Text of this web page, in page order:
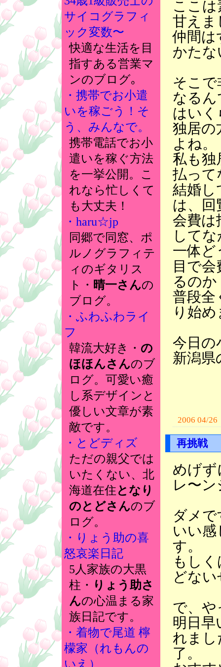
サイコグラフィ
ック変数〜
快適な生活を目
指すある営業マ
ンのブログ｡
・携帯でお小遣
いを稼ごう！そ
う、みんなで。
携帯電話でお小
遣いを稼ぐ方法
を一挙公開。こ
れなら忙しくて
も大丈夫！
・haru☆jp
同郷で同窓、ポ
ルノグラフィテ
ィのギタリス
ト・ 晴一さんの
ブログ。
・ふわふわライ
フ
韓流大好き・ の
ほほんさんのブ
ログ。可愛い癒
し系デザインと
優しい文章が素
敵です。
・とどディズ
ただの親父では
いたくない、北
海道在住となり
のとどさんのブ
ログ。
・りょう助の喜
怒哀楽日記
5人家族の大黒
柱・ りょう助さ
んの心温まる家
族日記です。
・着物で尾道 檸
檬家（れもんの
いえ）
ここ
甘えま
仲間は
かたな
そこ
なるん
はい
独居の
よね。
私も独
払って
結婚し
は、回
会費は
して
一体ど
目で
るのか
普段全
り始
今日
新潟県
2006 04/26
再挑戦
めげず
レ〜ン
ダメで
いい
す。
もし
どな
で、や
明日早
れまし
了。